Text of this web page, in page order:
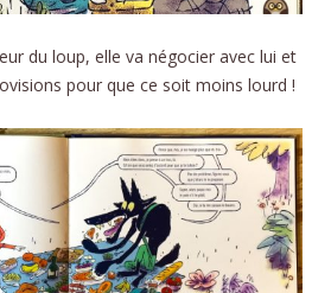
du loup, elle va négocier avec lui et
pour que ce soit moins lourd !